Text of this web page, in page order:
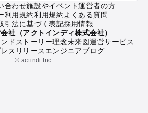
のプールお出かけ
スポット
合わせ施設やイベント運営者の方
利用規約利用規約よくある質問
引法に基づく表記採用情報
社（アクトインディ株式会社）
ドストーリー理念未来図運営サービス
スリリース エンジニアブログ
© actindi Inc.